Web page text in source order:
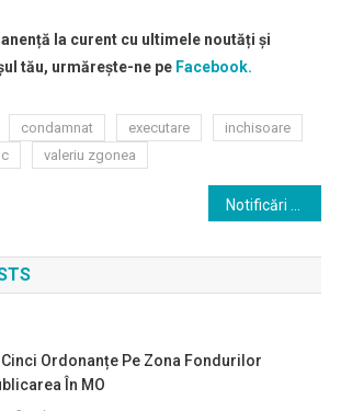
la curent cu ultimele noutăți și
tău, urmărește-ne peFacebook.
condamnat executare
inchisoare
valeriu zgonea
Ordonanțe Pe Zona Fondurilor
În MO